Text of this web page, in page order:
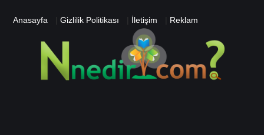
Anasayfa |Gizlilik Politikası İletişim Reklam